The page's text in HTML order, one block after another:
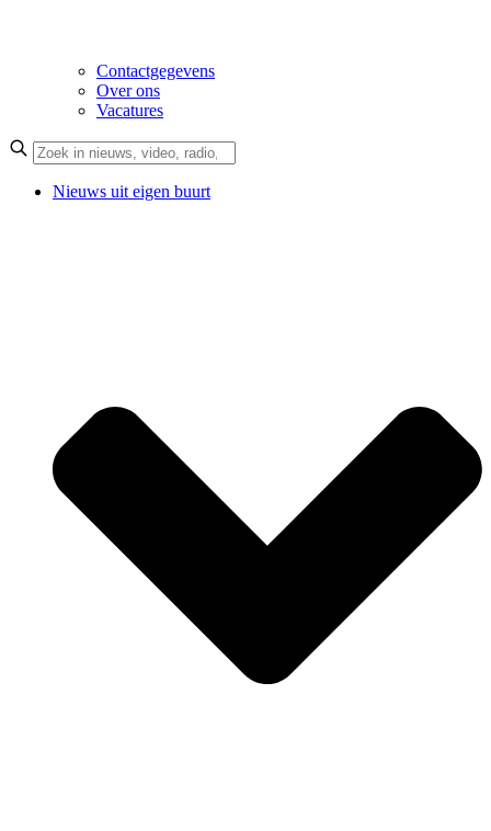
Contactgegevens
Over ons
Vacatures
Nieuws uit eigen buurt